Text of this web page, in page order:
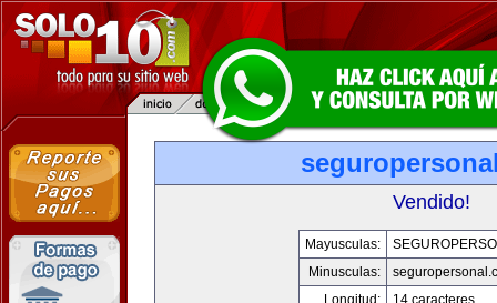
Vendido!
Mayusculas:
Minusculas:
Longitud:
14 caracteres